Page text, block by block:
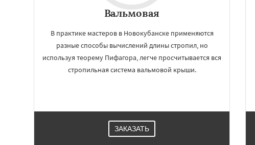
Вальмовая
В практике мастеров в Новокубанске применяются
разные способы вычислений длины стропил, но
используя теорему Пифагора, легче просчитывается вся
стропильная система вальмовой крыши.
ЗАКАЗАТЬ